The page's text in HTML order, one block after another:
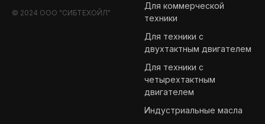
© 2024 ООО "СИБТЕХОЙЛ"
Для коммерческой
техники
Для техники с
двухтактным двигателем
Для техники с
четырехтактным
двигателем
Индустриальные масла